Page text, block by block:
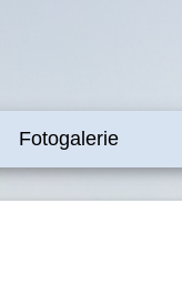
Fotogalerie